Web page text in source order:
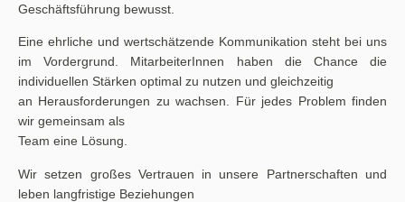
Geschäftsführung bewusst.
Eine ehrliche und wertschätzende Kommunikation steht bei uns
im Vordergrund. MitarbeiterInnen haben die Chance die
individuellen Stärken optimal zu nutzen und gleichzeitig
an Herausforderungen zu wachsen. Für jedes Problem finden
wir gemeinsam als
Team eine Lösung.
Wir setzen großes Vertrauen in unsere Partnerschaften und
leben langfristige Beziehungen